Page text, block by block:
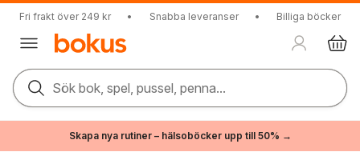
Fri frakt över 249 kr • Snabba leveranser • Billiga böcker
Sök bok, spel, pussel, penna...
Skapa nya rutiner – hälsoböcker upp till 50% →